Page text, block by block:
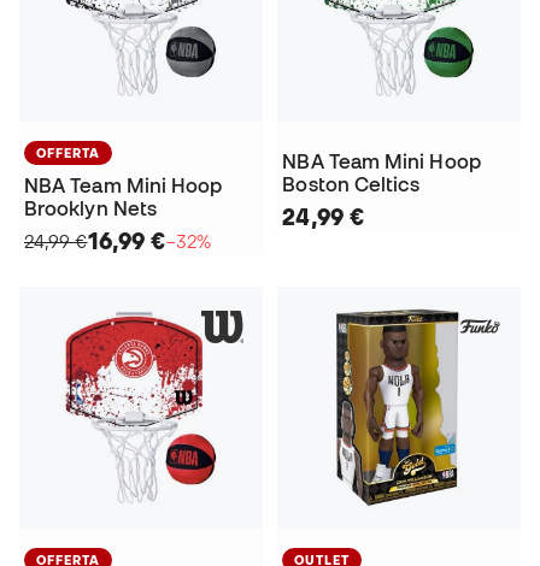
OFFERTA
NBA Team Mini Hoop
Brooklyn Nets
24,99 €16,99 €−32%
NBA Team Mini Hoop
Boston Celtics
24,99 €
OFFERTA OUTLET